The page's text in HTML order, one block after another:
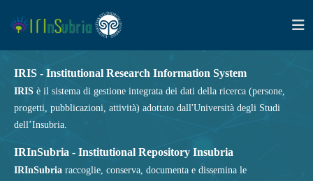
IRIS - Institutional Research Information System
IRIS è il sistema di gestione integrata dei dati della ricerca (persone,
progetti, pubblicazioni, attività) adottato dall'Università degli Studi
dell’Insubria.
IRInSubria - Institutional Repository Insubria
IRInSubria raccoglie, conserva, documenta e dissemina le